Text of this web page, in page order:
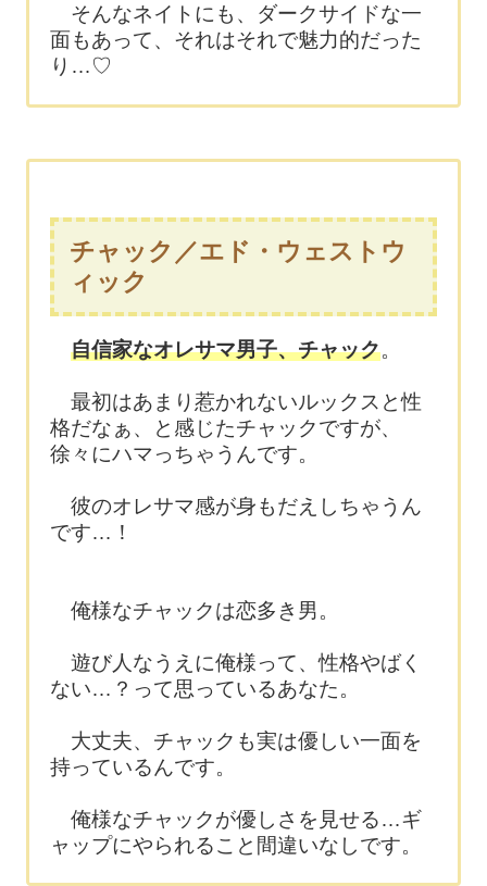
そんなネイトにも、ダークサイドな一
面もあって、それはそれで魅力的だった
り…♡
チャック／エド・ウェストウ
ィック
自信家なオレサマ男子、チャック。
最初はあまり惹かれないルックスと性
格だなぁ、と感じたチャックですが、
徐々にハマっちゃうんです。
彼のオレサマ感が身もだえしちゃうん
です…！
俺様なチャックは恋多き男。
遊び人なうえに俺様って、性格やばく
ない…？って思っているあなた。
大丈夫、チャックも実は優しい一面を
持っているんです。
俺様なチャックが優しさを見せる…ギ
ャップにやられること間違いなしです。